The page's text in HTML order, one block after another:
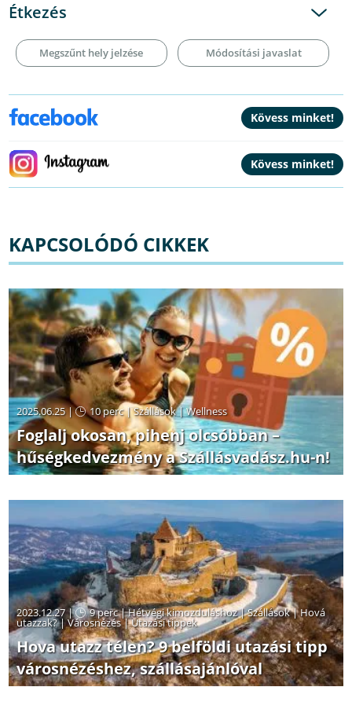
Étkezés
Megszűnt hely jelzése Módosítási javaslat
KAPCSOLÓDÓ CIKKEK
2025.06.25 | 10 perc|Szállások|Wellness
Foglalj okosan, pihenj olcsóbban –
hűségkedvezmény a Szállásvadász.hu-n!
2023.12.27 | 9 perc|Hétvégi kimozduláshoz|Szállások|Hová
utazzak?|Városnézés|Utazási tippek
Hova utazz télen? 9 belföldi utazási tipp
városnézéshez, szállásajánlóval